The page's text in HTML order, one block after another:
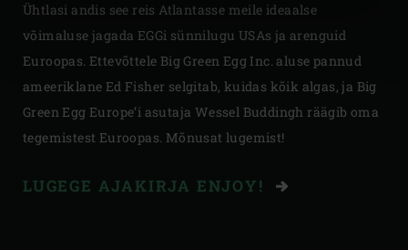
Ühtlasi andis see reis Atlantasse meile ideaalse
võimaluse jagada EGGi sünnilugu USAs ja arenguid
Euroopas. Ettevõttele Big Green Egg Inc. aluse pannud
ameeriklane Ed Fisher selgitab, kuidas kõik algas, ja Big
Green Egg Europe’i asutaja Wessel Buddingh räägib oma
tegemistest Euroopas. Mõnusat lugemist!
LUGEGE AJAKIRJA ENJOY!